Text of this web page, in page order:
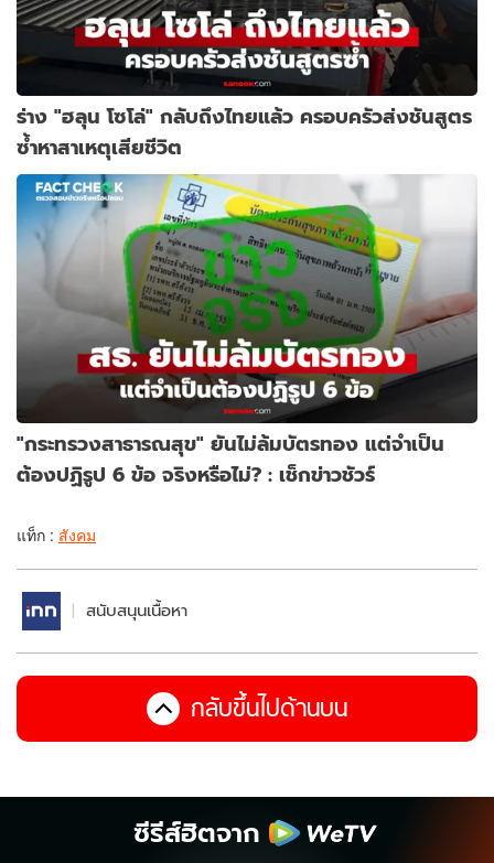
ร่าง "ฮลุน โซโล่" กลับถึงไทยแล้ว ครอบครัวส่งชันสูตร
ซ้ำหาสาเหตุเสียชีวิต
"กระทรวงสาธารณสุข" ยันไม่ล้มบัตรทอง แต่จำเป็น
ต้องปฏิรูป 6 ข้อ จริงหรือไม่? : เช็กข่าวชัวร์
แท็ก : สังคม
สนับสนุนเนื้อหา
กลับขึ้นไปด้านบน
ซีรีส์ฮิตจาก